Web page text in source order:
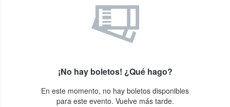
¡No hay boletos! ¿Qué hago?
En este momento, no hay boletos disponibles
para este evento. Vuelve más tarde.